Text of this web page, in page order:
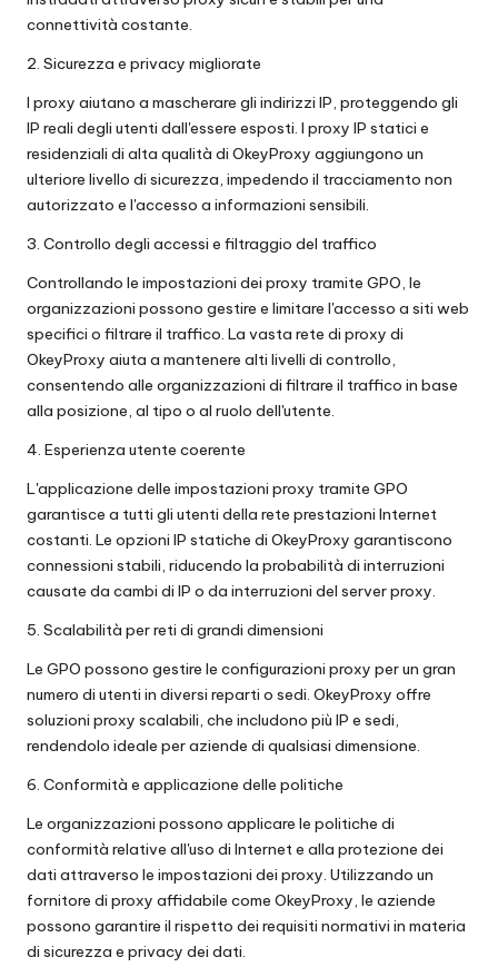
connettività costante.
2. Sicurezza e privacy migliorate
I proxy aiutano a mascherare gli indirizzi IP, proteggendo gli
IP reali degli utenti dall'essere esposti. I proxy IP statici e
residenziali di alta qualità di OkeyProxy aggiungono un
ulteriore livello di sicurezza, impedendo il tracciamento non
autorizzato e l'accesso a informazioni sensibili.
3. Controllo degli accessi e filtraggio del traffico
Controllando le impostazioni dei proxy tramite GPO, le
organizzazioni possono gestire e limitare l'accesso a siti web
specifici o filtrare il traffico. La vasta rete di proxy di
OkeyProxy aiuta a mantenere alti livelli di controllo,
consentendo alle organizzazioni di filtrare il traffico in base
alla posizione, al tipo o al ruolo dell'utente.
4. Esperienza utente coerente
L'applicazione delle impostazioni proxy tramite GPO
garantisce a tutti gli utenti della rete prestazioni Internet
costanti. Le opzioni IP statiche di OkeyProxy garantiscono
connessioni stabili, riducendo la probabilità di interruzioni
causate da cambi di IP o da interruzioni del server proxy.
5. Scalabilità per reti di grandi dimensioni
Le GPO possono gestire le configurazioni proxy per un gran
numero di utenti in diversi reparti o sedi. OkeyProxy offre
soluzioni proxy scalabili, che includono più IP e sedi,
rendendolo ideale per aziende di qualsiasi dimensione.
6. Conformità e applicazione delle politiche
Le organizzazioni possono applicare le politiche di
conformità relative all'uso di Internet e alla protezione dei
dati attraverso le impostazioni dei proxy. Utilizzando un
fornitore di proxy affidabile come OkeyProxy, le aziende
possono garantire il rispetto dei requisiti normativi in materia
di sicurezza e privacy dei dati.